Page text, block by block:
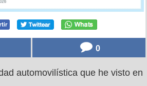
0
automovilística que he visto en